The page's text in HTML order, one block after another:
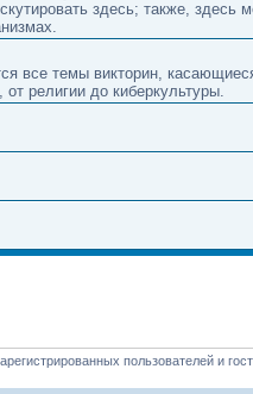
здесь; также, здесь
все темы викторин,
религии до киберкультуры.
пользователей и